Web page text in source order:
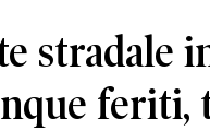
stradale
feriti,